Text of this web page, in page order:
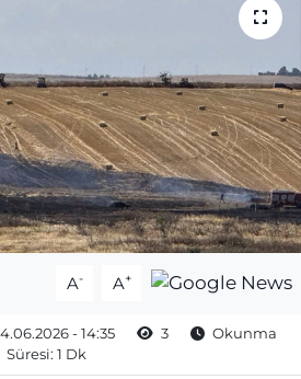
A- A+
- 14:35 3
Okunma
Süresi: 1 Dk